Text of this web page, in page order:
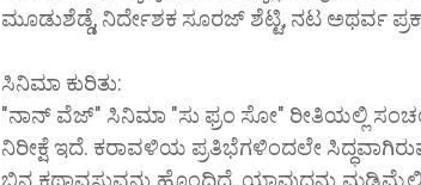
ಮೂಡುಶೆಡ್ಡೆ, ನಿರ್ದೇಶಕ ಸೂರಜ್ ಶೆಟ್ಟಿ, ನಟ ಅಥರ್ವ
ಸಿನಿಮಾ ಕುರಿತು:
"ನಾನ್ ವೆಜ್" ಸಿನಿಮಾ "ಸು ಫ್ರಂ ಸೋ" ರೀತಿಯಲ್ಲಿ
ನಿರೀಕ್ಷೆ ಇದೆ. ಕರಾವಳಿಯ ಪ್ರತಿಭೆಗಳಿಂದಲೇ
ಭಿನ್ನ ಕಥಾವಸ್ತುವನ್ನು ಹೊಂದಿದೆ. ಯಾವುದನ್ನು